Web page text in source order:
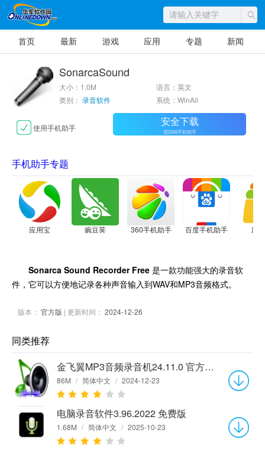
首页 最新 游戏 应用 专题 新闻
SonarcaSound
大小：1.0M
语言：英文
类别： 录音软件 系统：WinAll
使用手机助手 安全下载
需2345手机助手
手机助手专题
应用宝 豌豆荚 360手机助手 百度手机助手 应
Sonarca Sound Recorder Free 是一款功能强大的录音软
件，它可以方便地记录各种声音输入到WAV和MP3音频格式。
版本： 官方版 | 更新时间： 2024-12-26
同类推荐
金飞翼MP3音频录音机24.11.0 官方标准版
86M / 简体中文 / 2024-12-23
电脑录音软件3.96.2022 免费版
1.68M / 简体中文 / 2025-10-23